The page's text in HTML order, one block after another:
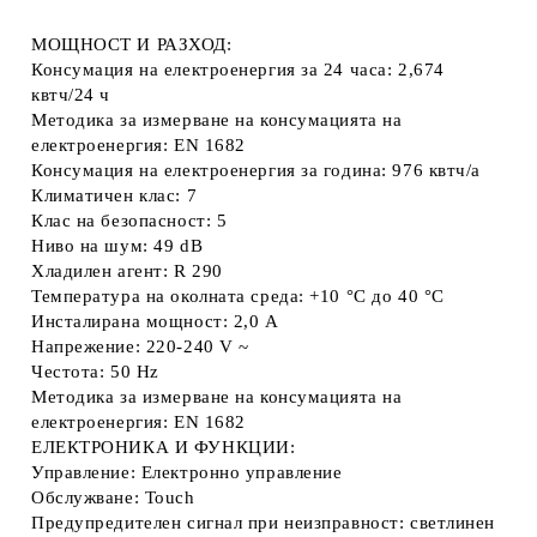
МОЩНОСТ И РАЗХОД:
Консумация на електроенергия за 24 часа: 2,674
квтч/24 ч
Методика за измерване на консумацията на
електроенергия: EN 1682
Консумация на електроенергия за година: 976 квтч/a
Климатичен клас: 7
Клас на безопасност: 5
Ниво на шум: 49 dB
Хладилен агент: R 290
Температура на околната среда: +10 °C до 40 °C
Инсталирана мощност: 2,0 A
Напрежение: 220-240 V ~
Честота: 50 Hz
Методика за измерване на консумацията на
електроенергия: EN 1682
ЕЛЕКТРОНИКА И ФУНКЦИИ:
Управление: Електронно управление
Обслужване: Touch
Предупредителен сигнал при неизправност: светлинен